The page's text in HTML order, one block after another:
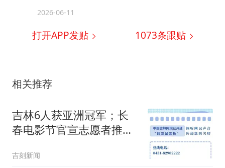
2026-06-11
打开APP发贴 1073条跟贴
相关推荐
吉林6人获亚洲冠军；长
春电影节官宣志愿者推广
闭大修
吉刻新闻